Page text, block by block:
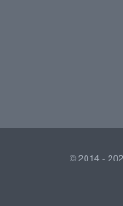
© 2014 -